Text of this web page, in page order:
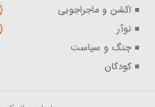
اکشن و ماجراجویی (37)
نوآر (23)
جنگ و سیاست
کودکان